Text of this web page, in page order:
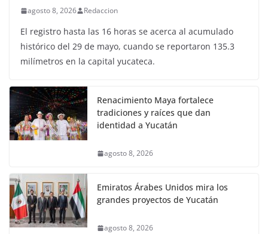
agosto 8, 2026 Redaccion
El registro hasta las 16 horas se acerca al acumulado
histórico del 29 de mayo, cuando se reportaron 135.3
milímetros en la capital yucateca.
Renacimiento Maya fortalece
tradiciones y raíces que dan
identidad a Yucatán
agosto 8, 2026
Emiratos Árabes Unidos mira los
grandes proyectos de Yucatán
agosto 8, 2026